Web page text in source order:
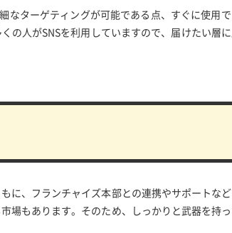
なターゲティングが可能である点、すぐに使用
の人がSNSを利用していますので、届けたい層
に、フランチャイズ本部との連携やサポートな
場もあります。そのため、しっかりと武器を持